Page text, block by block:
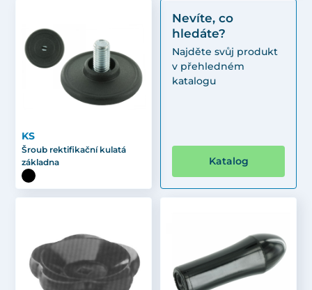
KS
Šroub rektifikační kulatá
základna
Nevíte, co
hledáte?
Najděte svůj produkt
v přehledném
katalogu
Katalog